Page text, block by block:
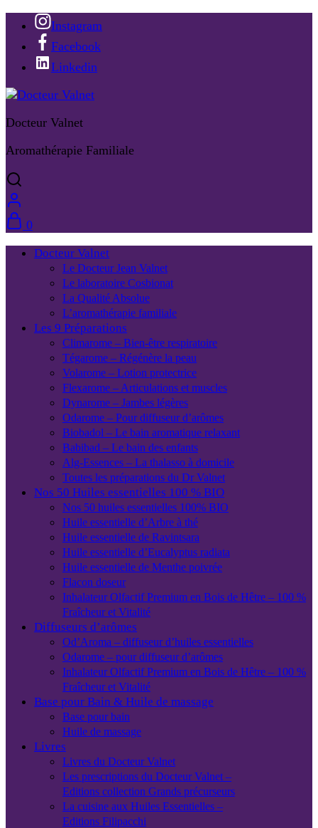
Instagram
Facebook
Linkedin
Docteur Valnet
Aromathérapie Familiale
0
Docteur Valnet
Le Docteur Jean Valnet
Le laboratoire Cosbionat
La Qualité Absolue
L’aromathérapie familiale
Les 9 Préparations
Climarome – Bien-être respiratoire
Tégarome – Régénère la peau
Volarome – Lotion protectrice
Flexarome – Articulations et muscles
Dynarome – Jambes légères
Odarome – Pour diffuseur d’arômes
Biobadol – Le bain aromatique relaxant
Babibad – Le bain des enfants
Alg-Essences – La thalasso à domicile
Toutes les préparations du Dr Valnet
Nos 50 Huiles essentielles 100 % BIO
Nos 50 huiles essentielles 100% BIO
Huile essentielle d’Arbre à thé
Huile essentielle de Ravintsara
Huile essentielle d’Eucalyptus radiata
Huile essentielle de Menthe poivrée
Flacon doseur
Inhalateur Olfactif Premium en Bois de Hêtre – 100 %
Fraîcheur et Vitalité
Diffuseurs d’arômes
Od’Aroma – diffuseur d’huiles essentielles
Odarome – pour diffuseur d’arômes
Inhalateur Olfactif Premium en Bois de Hêtre – 100 %
Fraîcheur et Vitalité
Base pour Bain & Huile de massage
Base pour bain
Huile de massage
Livres
Livres du Docteur Valnet
Les prescriptions du Docteur Valnet –
Editions collection Grands précurseurs
La cuisine aux Huiles Essentielles –
Editions Filipacchi